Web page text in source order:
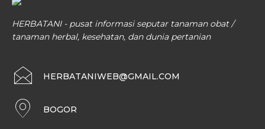
HERBATANI - pusat informasi seputar tanaman obat /
tanaman herbal, kesehatan, dan dunia pertanian
HERBATANIWEB@GMAIL.COM
BOGOR